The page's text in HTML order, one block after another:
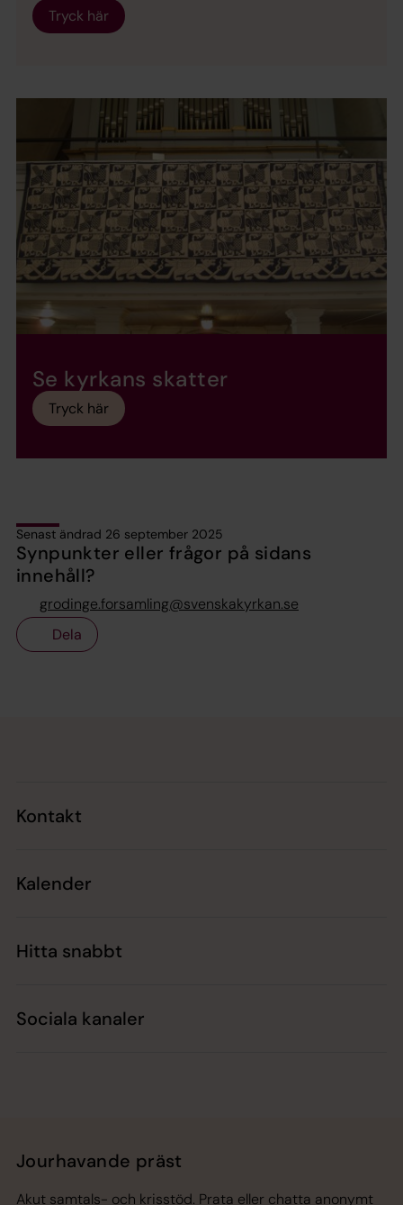
Tryck här
Se kyrkans skatter
Tryck här
Senast ändrad 26 september 2025
Synpunkter eller frågor på sidans
innehåll?
grodinge.forsamling@svenskakyrkan.se
Dela
Kontakt
Kalender
Hitta snabbt
Sociala kanaler
Jourhavande präst
Akut samtals- och krisstöd. Prata eller chatta anonymt